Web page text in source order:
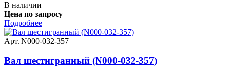
В наличии
Цена по запросу
Подробнее
Арт. N000-032-357
Вал шестигранный (N000-032-357)